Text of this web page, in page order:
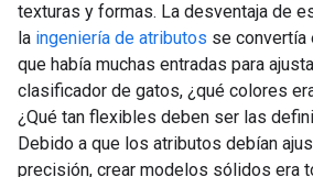
texturas y formas. La desventaja de
la ingeniería de atributos se convertía
que había muchas entradas para
clasificador de gatos, ¿qué colores
¿Qué tan flexibles deben ser las
Debido a que los atributos debían
precisión, crear modelos sólidos era